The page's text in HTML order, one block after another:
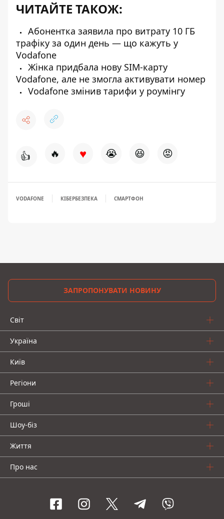
ЧИТАЙТЕ ТАКОЖ:
Абонентка заявила про витрату 10 ГБ
трафіку за один день — що кажуть у
Vodafone
Жінка придбала нову SIM-карту
Vodafone, але не змогла активувати номер
Vodafone змінив тарифи у роумінгу
👍 🔥 ♥ 😭 😆 😡
VODAFONE КІБЕРБЕЗПЕКА СМАРТФОН
ЗАПРОПОНУВАТИ НОВИНУ
Світ
Україна
Київ
Регіони
Гроші
Шоу-біз
Життя
Про нас